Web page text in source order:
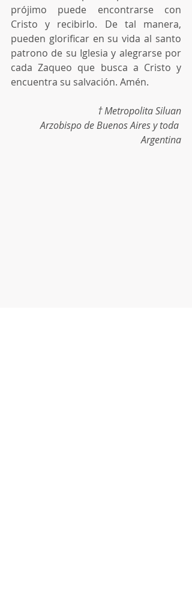
prójimo puede encontrarse con
Cristo y recibirlo. De tal manera,
pueden glorificar en su vida al santo
patrono de su Iglesia y alegrarse por
cada Zaqueo que busca a Cristo y
encuentra su salvación. Amén.
† Metropolita Siluan
Arzobispo de Buenos Aires y toda
Argentina